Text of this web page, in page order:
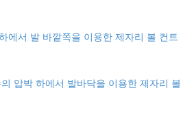
에서 발 바깥쪽을 이용한 제자리 볼 컨트
압박 하에서 발바닥을 이용한 제자리 볼